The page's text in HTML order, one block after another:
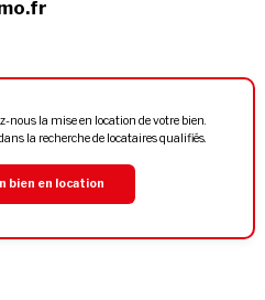
nous la mise en location de votre bien.
la recherche de locataires qualifiés.
bien en location